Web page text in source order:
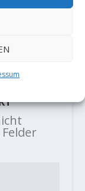
wurde
Adam